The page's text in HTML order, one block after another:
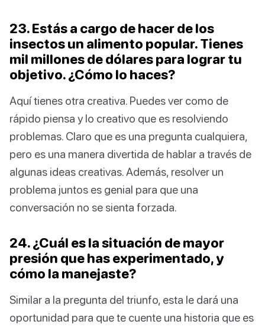
23. Estás a cargo de hacer de los
insectos un alimento popular. Tienes
mil millones de dólares para lograr tu
objetivo. ¿Cómo lo haces?
Aquí tienes otra creativa. Puedes ver como de
rápido piensa y lo creativo que es resolviendo
problemas. Claro que es una pregunta cualquiera,
pero es una manera divertida de hablar a través de
algunas ideas creativas. Además, resolver un
problema juntos es genial para que una
conversación no se sienta forzada.
24. ¿Cuál es la situación de mayor
presión que has experimentado, y
cómo la manejaste?
Similar a la pregunta del triunfo, esta le dará una
oportunidad para que te cuente una historia que es